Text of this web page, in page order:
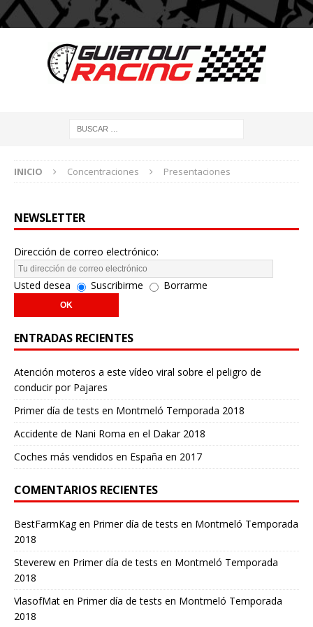
INICIO Concentraciones Presentaciones
NEWSLETTER
Dirección de correo electrónico:
Usted desea Suscribirme Borrarme
ENTRADAS RECIENTES
Atención moteros a este vídeo viral sobre el peligro de
conducir por Pajares
Primer día de tests en Montmeló Temporada 2018
Accidente de Nani Roma en el Dakar 2018
Coches más vendidos en España en 2017
COMENTARIOS RECIENTES
BestFarmKagen Primer día de tests en Montmeló Temporada
2018
Steverew en Primer día de tests en Montmeló Temporada
2018
VlasofMat en Primer día de tests en Montmeló Temporada
2018